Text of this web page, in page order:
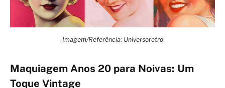
Imagem/Referência: Universoretro
Maquiagem Anos 20 para Noivas: Um
Toque Vintage